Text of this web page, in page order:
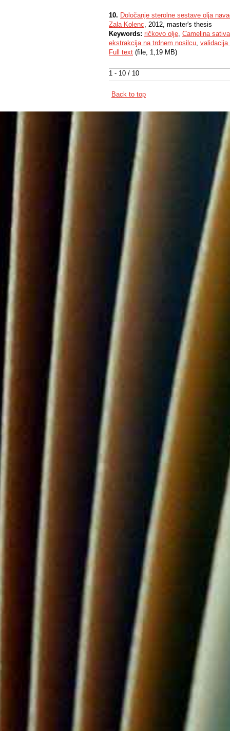
1 - 10 / 10
10. Določanje sterolne sestave olja
Zala Kolenc, 2012, master's thesis
Keywords: ričkovo olje, Camelina
ekstrakcija na trdnem nosilcu, validacija
Full text (file, 1,19 MB)
Back to top